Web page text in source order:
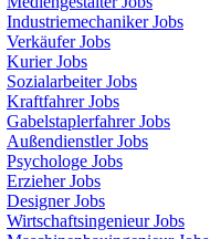
Industriemechaniker Jobs
Verkäufer Jobs
Kurier Jobs
Sozialarbeiter Jobs
Kraftfahrer Jobs
Gabelstaplerfahrer Jobs
Außendienstler Jobs
Psychologe Jobs
Erzieher Jobs
Designer Jobs
Wirtschaftsingenieur Jobs